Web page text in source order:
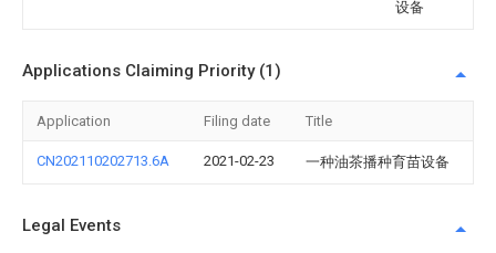
设备
Applications Claiming Priority (1)
Application Filing date Title
CN202110202713.6A 2021-02-23 一种油茶播种育苗设备
Legal Events